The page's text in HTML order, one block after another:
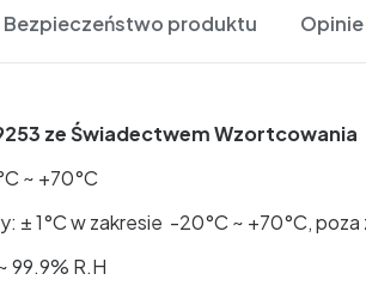
Bezpieczeństwo produktu Opinie
ze Świadectwem Wzortcowania
~ +70°C
± 1°C w zakresie -20°C ~ +70°C, poza
99.9% R.H